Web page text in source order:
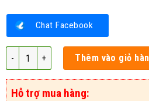
Chat Facebook
Bộ Quần Áo Dành Cho Chó Mèo – Mã
Thêm vào giỏ
Hỗ trợ mua hàng: